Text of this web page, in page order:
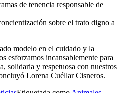
de tenencia responsable de
sobre el trato digno a
modelo en el cuidado y la
esforzamos incansablemente para
solidaria y respetuosa con nuestros
Lorena Cuéllar Cisneros.